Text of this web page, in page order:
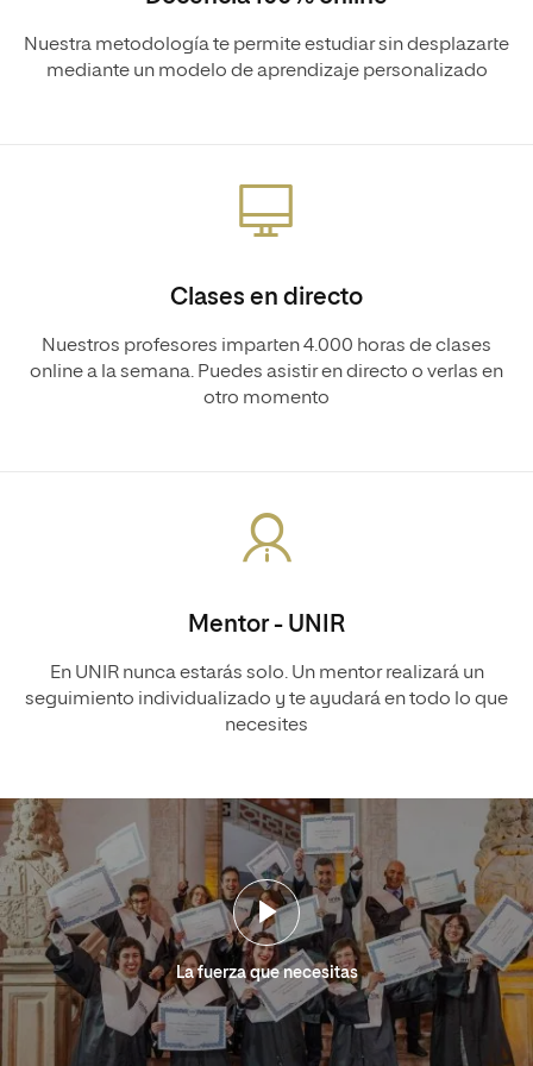
Nuestra metodología te permite estudiar sin desplazarte
mediante un modelo de aprendizaje personalizado
Clases en directo
Nuestros profesores imparten 4.000 horas de clases
online a la semana. Puedes asistir en directo o verlas en
otro momento
Mentor - UNIR
En UNIR nunca estarás solo. Un mentor realizará un
seguimiento individualizado y te ayudará en todo lo que
necesites
La fuerza que necesitas